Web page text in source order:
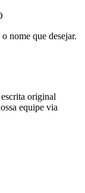
nome que desejar.
original
equipe via